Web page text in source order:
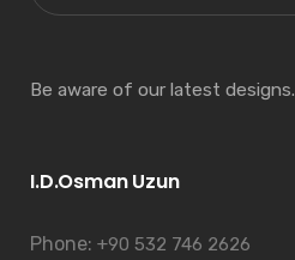
Be aware of our latest designs.
I.D.Osman Uzun
Phone: +90 532 746 2626